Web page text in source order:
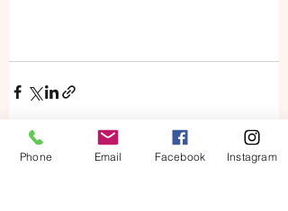
Phone Email Facebook Instagram